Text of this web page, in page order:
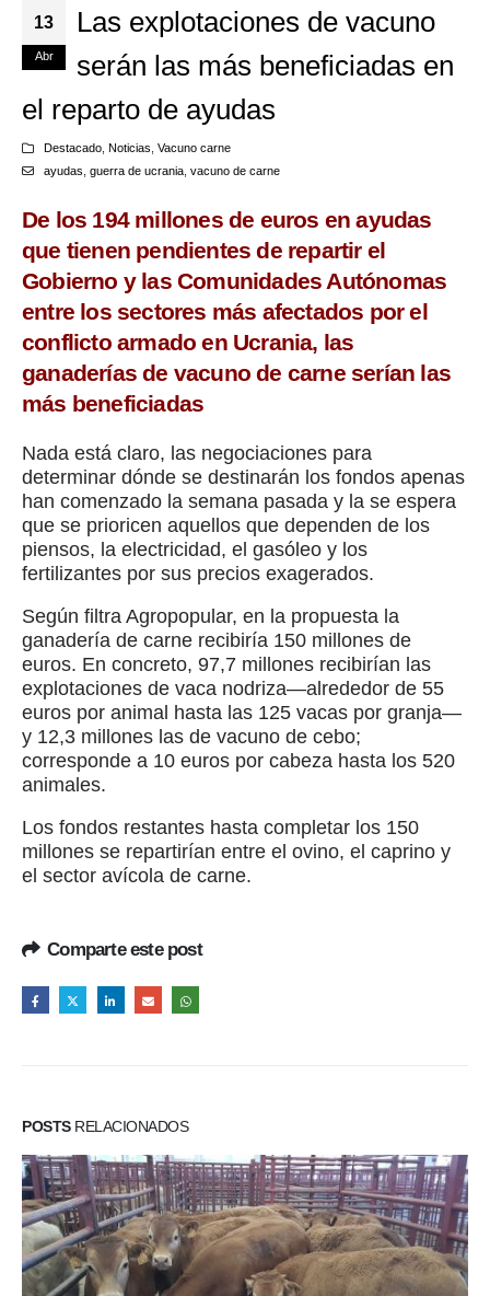
13
Abr
Las explotaciones de vacuno
serán las más beneficiadas en
el reparto de ayudas
Destacado, Noticias Vacuno carne
ayudas guerra de ucrania, vacuno de carne
De los 194 millones de euros en ayudas
que tienen pendientes de repartir el
Gobierno y las Comunidades Autónomas
entre los sectores más afectados por el
conflicto armado en Ucrania, las
ganaderías de vacuno de carne serían las
más beneficiadas
Nada está claro, las negociaciones para
determinar dónde se destinarán los fondos apenas
han comenzado la semana pasada y la se espera
que se prioricen aquellos que dependen de los
piensos, la electricidad, el gasóleo y los
fertilizantes por sus precios exagerados.
Según filtra Agropopular, en la propuesta la
ganadería de carne recibiría 150 millones de
euros. En concreto, 97,7 millones recibirían las
explotaciones de vaca nodriza—alrededor de 55
euros por animal hasta las 125 vacas por granja—
y 12,3 millones las de vacuno de cebo;
corresponde a 10 euros por cabeza hasta los 520
animales.
Los fondos restantes hasta completar los 150
millones se repartirían entre el ovino, el caprino y
el sector avícola de carne.
Comparte este post
POSTSRELACIONADOS